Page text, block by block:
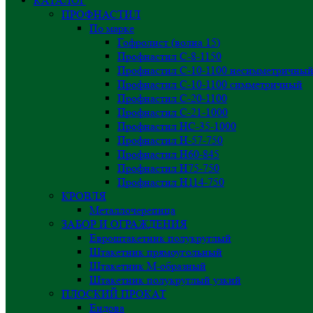
ПРОФНАСТИЛ
По марке
Гофролист (волна 15)
Профнастил С-8-1150
Профнастил С-10-1100 несимметричный
Профнастил С-10-1100 симметричный
Профнастил С-20-1100
Профнастил С-21-1000
Профнастил НС-35-1000
Профнастил H-57-750
Профнастил Н60-845
Профнастил Н75-750
Профнастил Н114-750
КРОВЛЯ
Металлочерепица
ЗАБОР И ОГРАЖДЕНИЯ
Евроштакетник полукруглый
Штакетник прямоугольный
Штакетник М-образный
Штакетник полукруглый узкий
ПЛОСКИЙ ПРОКАТ
Ендова